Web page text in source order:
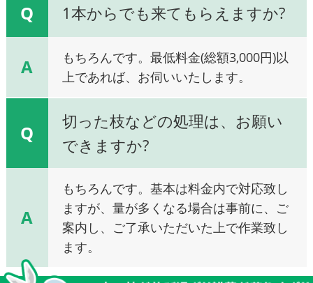
Q 1本からでも来てもらえますか?
A
もちろんです。最低料金(総額3,000円)以
上であれば、お伺いいたします。
Q
切った枝などの処理は、お願い
できますか?
A
もちろんです。基本は料金内で対応致し
ますが、量が多くなる場合は事前に、ご
案内し、ご了承いただいた上で作業致し
ます。